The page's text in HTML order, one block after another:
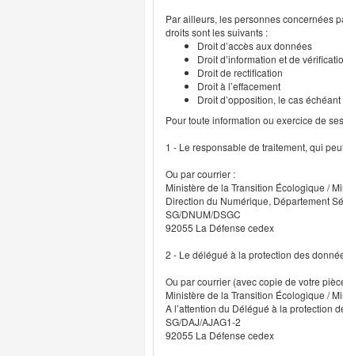
Par ailleurs, les personnes concernées
droits sont les suivants :
Droit d’accès aux données
Droit d’information et de
Droit de rectification
Droit à l’effacement
Droit d’opposition, le cas échéant
Pour toute information ou exercice de
1 - Le responsable de traitement, qui
Ou par courrier :
Ministère de la Transition Écologique /
Direction du Numérique, Département
SG/DNUM/DSGC
92055 La Défense cedex
2 - Le délégué à la protection des
Ou par courrier (avec copie de votre
Ministère de la Transition Écologique /
A l’attention du Délégué à la protection
SG/DAJ/AJAG1-2
92055 La Défense cedex